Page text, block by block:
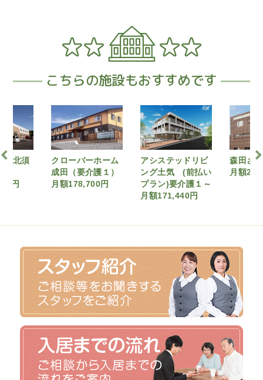
こちらの施設もおすすめです
ホーム
円
アシステッドリビ
ング土気 (前払い
プラン)要介護１～
森田さんちの青楽
月額285,680円
クロー
成田